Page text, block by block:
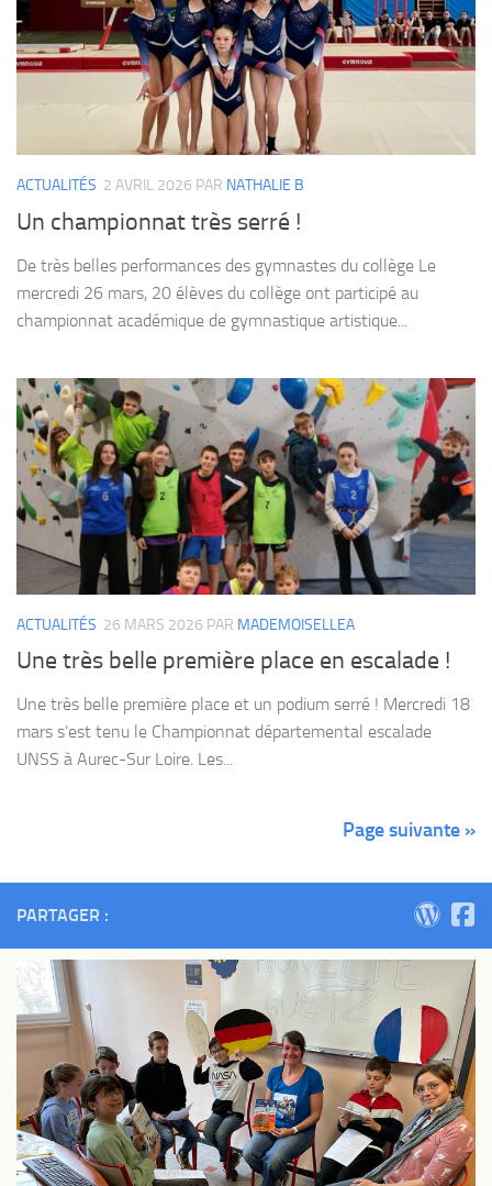
ACTUALITÉS 2 AVRIL 2026 PAR NATHALIE B
Un championnat très serré !
De très belles performances des gymnastes du collège Le
mercredi 26 mars, 20 élèves du collège ont participé au
championnat académique de gymnastique artistique...
ACTUALITÉS 26 MARS 2026 PAR MADEMOISELLEA
Une très belle première place en escalade !
Une très belle première place et un podium serré ! Mercredi 18
mars s’est tenu le Championnat départemental escalade
UNSS à Aurec-Sur Loire. Les...
Page suivante »
PARTAGER :